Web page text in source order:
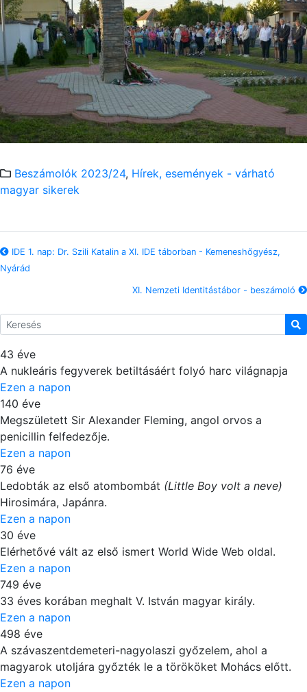
Beszámolók 2023/24, Hírek, események - várható
magyar sikerek
IDE 1. nap: Dr. Szili Katalin a XI. IDE táborban - Kemeneshőgyész,
Nyárád
XI. Nemzeti Identitástábor - beszámoló
43 éve
A nukleáris fegyverek betiltásáért folyó harc világnapja
Ezen a napon
140 éve
Megszületett Sir Alexander Fleming, angol orvos a
penicillin felfedezője.
Ezen a napon
76 éve
Ledobták az első atombombát (Little Boy volt a neve)
Hirosimára, Japánra.
Ezen a napon
30 éve
Elérhetővé vált az első ismert World Wide Web oldal.
Ezen a napon
749 éve
33 éves korában meghalt V. István magyar király.
Ezen a napon
498 éve
A szávaszentdemeteri-nagyolaszi győzelem, ahol a
magyarok utoljára győzték le a törököket Mohács előtt.
Ezen a napon